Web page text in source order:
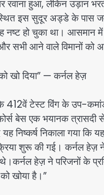
रवाना हुआ, लेकिन उड़ान
इस सुदूर अड्डे के पास
नष्ट हो चुका था।
सभी आने वाले विमानों को
खो दिया” — कर्नल हेज़
412वें टेस्ट विंग के उप-
बेस एक भयानक त्रासदी से
निष्कर्ष निकाला गया कि
शुरू की गई। कर्नल हेज़ ने
हेज़ ने परिजनों के
खोया है।”